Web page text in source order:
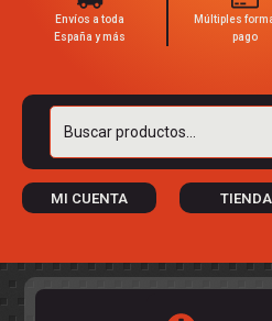
Envíos a toda
España y más
Múltiples
pago
Buscar
MI CUENTA TIENDA